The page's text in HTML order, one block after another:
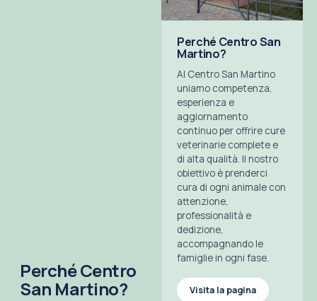
Perché Centro
San Martino?
Perché Centro San
Martino?
Al Centro San Martino
uniamo competenza,
esperienza e
aggiornamento
continuo per offrire cure
veterinarie complete e
di alta qualità. Il nostro
obiettivo è prenderci
cura di ogni animale con
attenzione,
professionalità e
dedizione,
accompagnando le
famiglie in ogni fase.
Visita la pagina